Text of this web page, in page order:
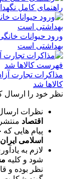
راهنمای کامل
ورود حیوانات
بهداشتی است
مذاکرات تجارت
کالاها شد
نظر خود را ارسال
نظرات
اقتصاد
پیام هایی که
اسلامی ایران
لازم به
شود و کلیه
نظر بوده و